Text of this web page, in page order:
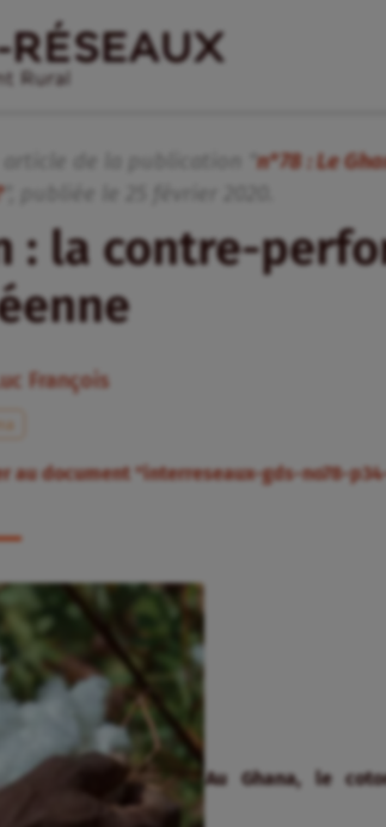
article de la publication "n°78 : Le
", publiée
: la contre-
François
au document "interreseaux-gds-no78-
Au Ghana, le